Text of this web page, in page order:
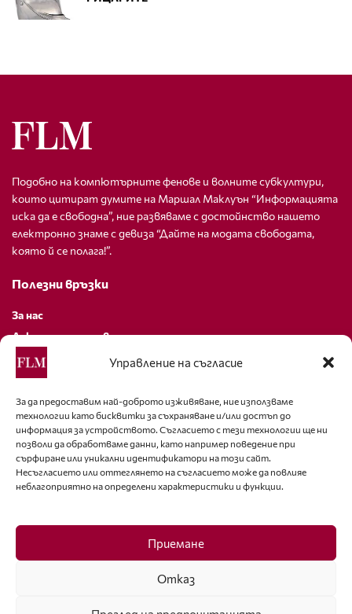
Управление на съгласие
За да предоставим най-доброто изживяване, ние използваме
технологии като бисквитки за съхраняване и/или достъп до
информация за устройството. Съгласието с тези технологии ще ни
позволи да обработваме данни, като например поведение при
сърфиране или уникални идентификатори на този сайт.
Несъгласието или оттеглянето на съгласието може да повлияе
неблагоприятно на определени характеристики и функции.
Приемане
Отказ
Подобно на компютърните фенове и волните субкултури,
които цитират думите на Маршал Маклуън “Информацията
иска да е свободна”, ние развяваме с достойнство нашето
електронно знаме с девиза “Дайте на модата свободата,
която й се полага!”.
Полезни връзки
За нас
Декларация за поверителност
Политика за бисквитки
За контакти
editor@fashion-lifestyle.net
+359 88 227 33 47
Последвайте ни
Facebook